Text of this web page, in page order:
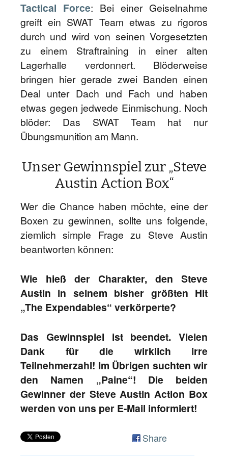
Tactical Force: Bei einer Geiselnahme
greift ein SWAT Team etwas zu rigoros
durch und wird von seinen Vorgesetzten
zu einem Straftraining in einer alten
Lagerhalle verdonnert. Blöderweise
bringen hier gerade zwei Banden einen
Deal unter Dach und Fach und haben
etwas gegen jedwede Einmischung. Noch
blöder: Das SWAT Team hat nur
Übungsmunition am Mann.
Unser Gewinnspiel zur „Steve
Austin Action Box“
Wer die Chance haben möchte, eine der
Boxen zu gewinnen, sollte uns folgende,
ziemlich simple Frage zu Steve Austin
beantworten können:
Wie hieß der Charakter, den Steve
Austin in seinem bisher größten Hit
„The Expendables“ verkörperte?
Das Gewinnspiel ist beendet. Vielen
Dank für die wirklich irre
Teilnehmerzahl! Im Übrigen suchten wir
den Namen „Paine“! Die beiden
Gewinner der Steve Austin Action Box
werden von uns per E-Mail informiert!
Share